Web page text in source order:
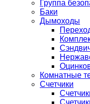
Группа
Баки
Дымоходы
Комнатные
Счетчики